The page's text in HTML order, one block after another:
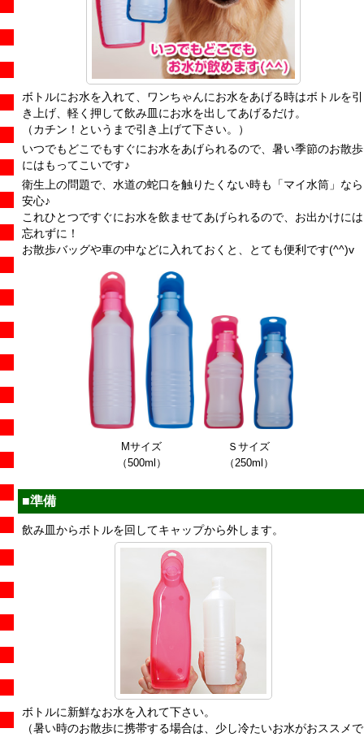
ボトルにお水を入れて、ワンちゃんにお水をあげる時はボトルを引
き上げ、軽く押して飲み皿にお水を出してあげるだけ。
（カチン！というまで引き上げて下さい。）
いつでもどこでもすぐにお水をあげられるので、暑い季節のお散歩
にはもってこいです♪
衛生上の問題で、水道の蛇口を触りたくない時も「マイ水筒」なら
安心♪
これひとつですぐにお水を飲ませてあげられるので、お出かけには
忘れずに！
お散歩バッグや車の中などに入れておくと、とても便利です(^^)v
Mサイズ
（500ml）
Ｓサイズ
（250ml）
■準備
飲み皿からボトルを回してキャップから外します。
ボトルに新鮮なお水を入れて下さい。
（暑い時のお散歩に携帯する場合は、少し冷たいお水がおススメで